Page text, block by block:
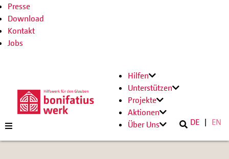
Presse
Download
Kontakt
Jobs
Hilfen
Unterstützen
Projekte
Aktionen
Über Uns
DE EN